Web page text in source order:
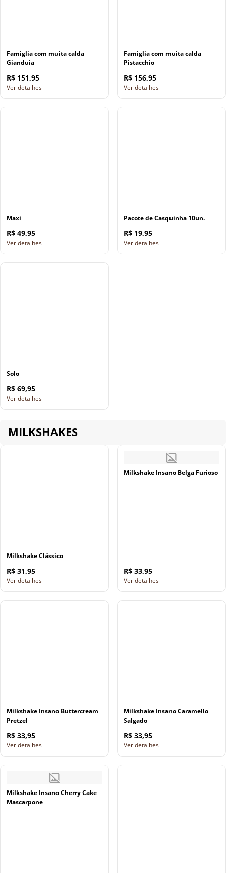
Famiglia com muita calda
Gianduia
R$ 151,95
Ver detalhes
Famiglia com muita calda
Pistacchio
R$ 156,95
Ver detalhes
Maxi
R$ 49,95
Ver detalhes
Pacote de Casquinha 10un.
R$ 19,95
Ver detalhes
Solo
R$ 69,95
Ver detalhes
MILKSHAKES
Milkshake Clássico
R$ 31,95
Ver detalhes
Milkshake Insano Belga Furioso
R$ 33,95
Ver detalhes
Milkshake Insano Buttercream
Pretzel
R$ 33,95
Ver detalhes
Milkshake Insano Caramello
Salgado
R$ 33,95
Ver detalhes
Milkshake Insano Cherry Cake
Mascarpone